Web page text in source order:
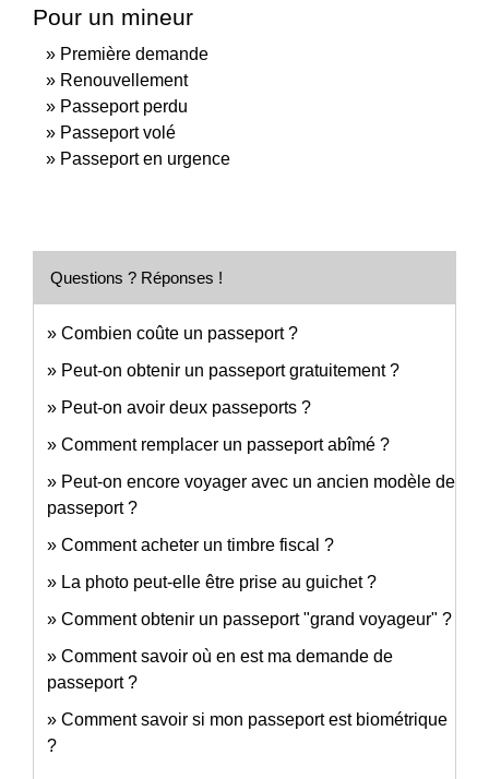
Pour un mineur
Première demande
Renouvellement
Passeport perdu
Passeport volé
Passeport en urgence
Questions ? Réponses !
Combien coûte un passeport ?
Peut-on obtenir un passeport gratuitement ?
Peut-on avoir deux passeports ?
Comment remplacer un passeport abîmé ?
Peut-on encore voyager avec un ancien modèle de
passeport ?
Comment acheter un timbre fiscal ?
La photo peut-elle être prise au guichet ?
Comment obtenir un passeport "grand voyageur" ?
Comment savoir où en est ma demande de
passeport ?
Comment savoir si mon passeport est biométrique
?